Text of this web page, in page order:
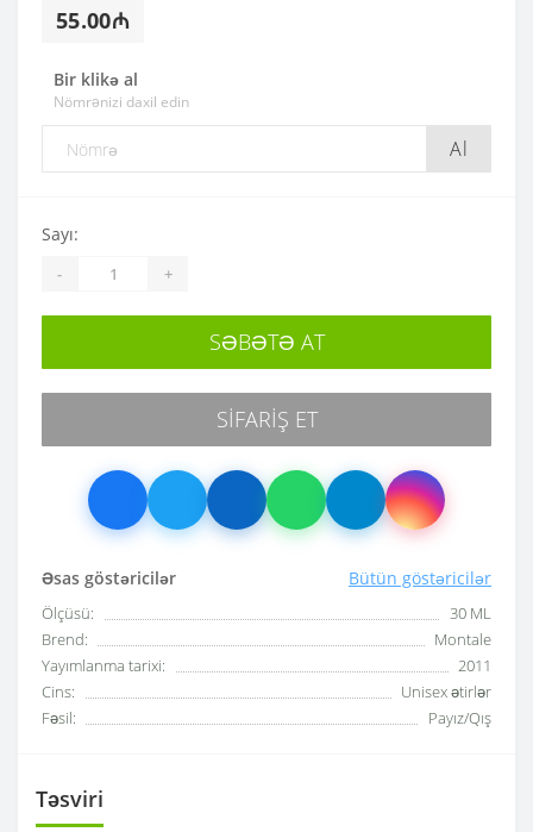
55.00₼
Bir klikə al
Nömrənizi daxil edin
Al
Əsas göstəricilər Bütün göstəricilər
Ölçüsü:
30 ML
Brend:
Montale
Yayımlanma tarixi:
2011
Cins:
Unisex ətirlər
Fəsil:
Payız/Qış
Sayı:
- +
SƏBƏTƏ AT
SIFARIŞ ET
Təsviri